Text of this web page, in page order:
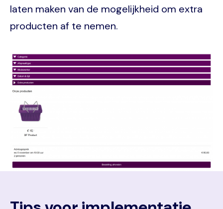
laten maken van de mogelijkheid om extra
producten af te nemen.
Image